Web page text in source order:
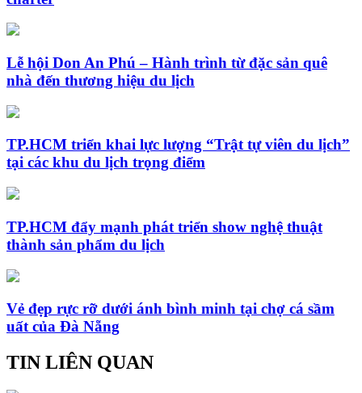
Lễ hội Don An Phú – Hành trình từ đặc sản quê
nhà đến thương hiệu du lịch
TP.HCM triển khai lực lượng “Trật tự viên du lịch”
tại các khu du lịch trọng điểm
TP.HCM đẩy mạnh phát triển show nghệ thuật
thành sản phẩm du lịch
Vẻ đẹp rực rỡ dưới ánh bình minh tại chợ cá sầm
uất của Đà Nẵng
TIN LIÊN QUAN